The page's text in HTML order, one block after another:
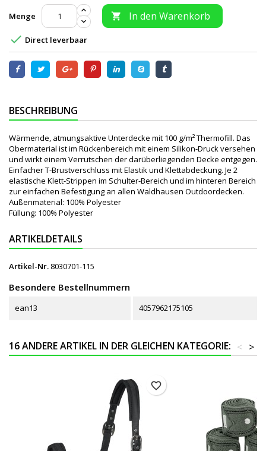
Menge  In den Warenkorb
 Direct leverbaar
BESCHREIBUNG
Wärmende, atmungsaktive Unterdecke mit 100 g/m² Thermofill. Das
Obermaterial ist im Rückenbereich mit einem Silikon-Druck versehen
und wirkt einem Verrutschen der darüberliegenden Decke entgegen.
Einfacher T-Brustverschluss mit Elastik und Klettabdeckung. Je 2
elastische Klett-Strippen im Schulter-Bereich und im hinteren Bereich
zur einfachen Befestigung an allen Waldhausen Outdoordecken.
Außenmaterial: 100% Polyester
Füllung: 100% Polyester
ARTIKELDETAILS
Artikel-Nr. 8030701-115
Besondere Bestellnummern
ean13 4057962175105
16 ANDERE ARTIKEL IN DER GLEICHEN KATEGORIE: >
<
favorite_border